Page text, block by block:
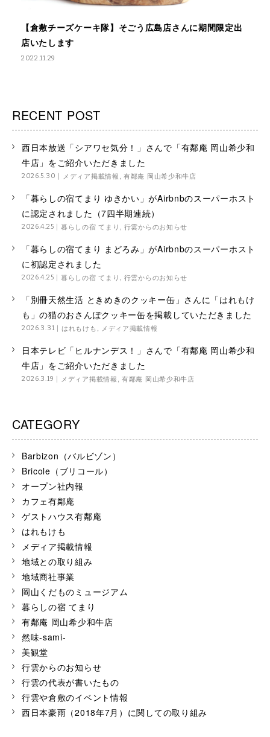
【倉敷チーズケーキ隊】そごう広島店さんに期間限定出
店いたします
2022.11.29
RECENT POST
西日本放送「シアワセ気分！」さんで「有鄰庵 岡山希少和
牛店」をご紹介いただきました
2026.5.30 メディア掲載情報 ,有鄰庵 岡山希少和牛店
「暮らしの宿てまり ゆきかい」がAirbnbのスーパーホスト
に認定されました（7四半期連続）
2026.4.25 暮らしの宿 てまり 行雲からのお知らせ
「暮らしの宿てまり まどろみ」がAirbnbのスーパーホスト
に初認定されました
2026.4.25 暮らしの宿 てまり 行雲からのお知らせ
「別冊天然生活 ときめきのクッキー缶」さんに「はれもけ
も」の猫のおさんぽクッキー缶を掲載していただきました
2026.3.31 はれもけも メディア掲載情報
日本テレビ「ヒルナンデス！」さんで「有鄰庵 岡山希少和
牛店」をご紹介いただきました
2026.3.19 メディア掲載情報 ,有鄰庵 岡山希少和牛店
CATEGORY
Barbizon（バルビゾン）
Bricole（ブリコール）
オープン社内報
カフェ有鄰庵
ゲストハウス有鄰庵
はれもけも
メディア掲載情報
地域との取り組み
地域商社事業
岡山くだものミュージアム
暮らしの宿 てまり
有鄰庵 岡山希少和牛店
然味-sami-
美観堂
行雲からのお知らせ
行雲の代表が書いたもの
行雲や倉敷のイベント情報
西日本豪雨（2018年7月）に関しての取り組み